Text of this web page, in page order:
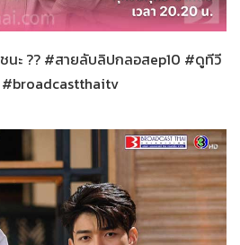
บลิปกลอส
ชนะ ?? #สายลับลิปกลอสep10 #ดูทีวี